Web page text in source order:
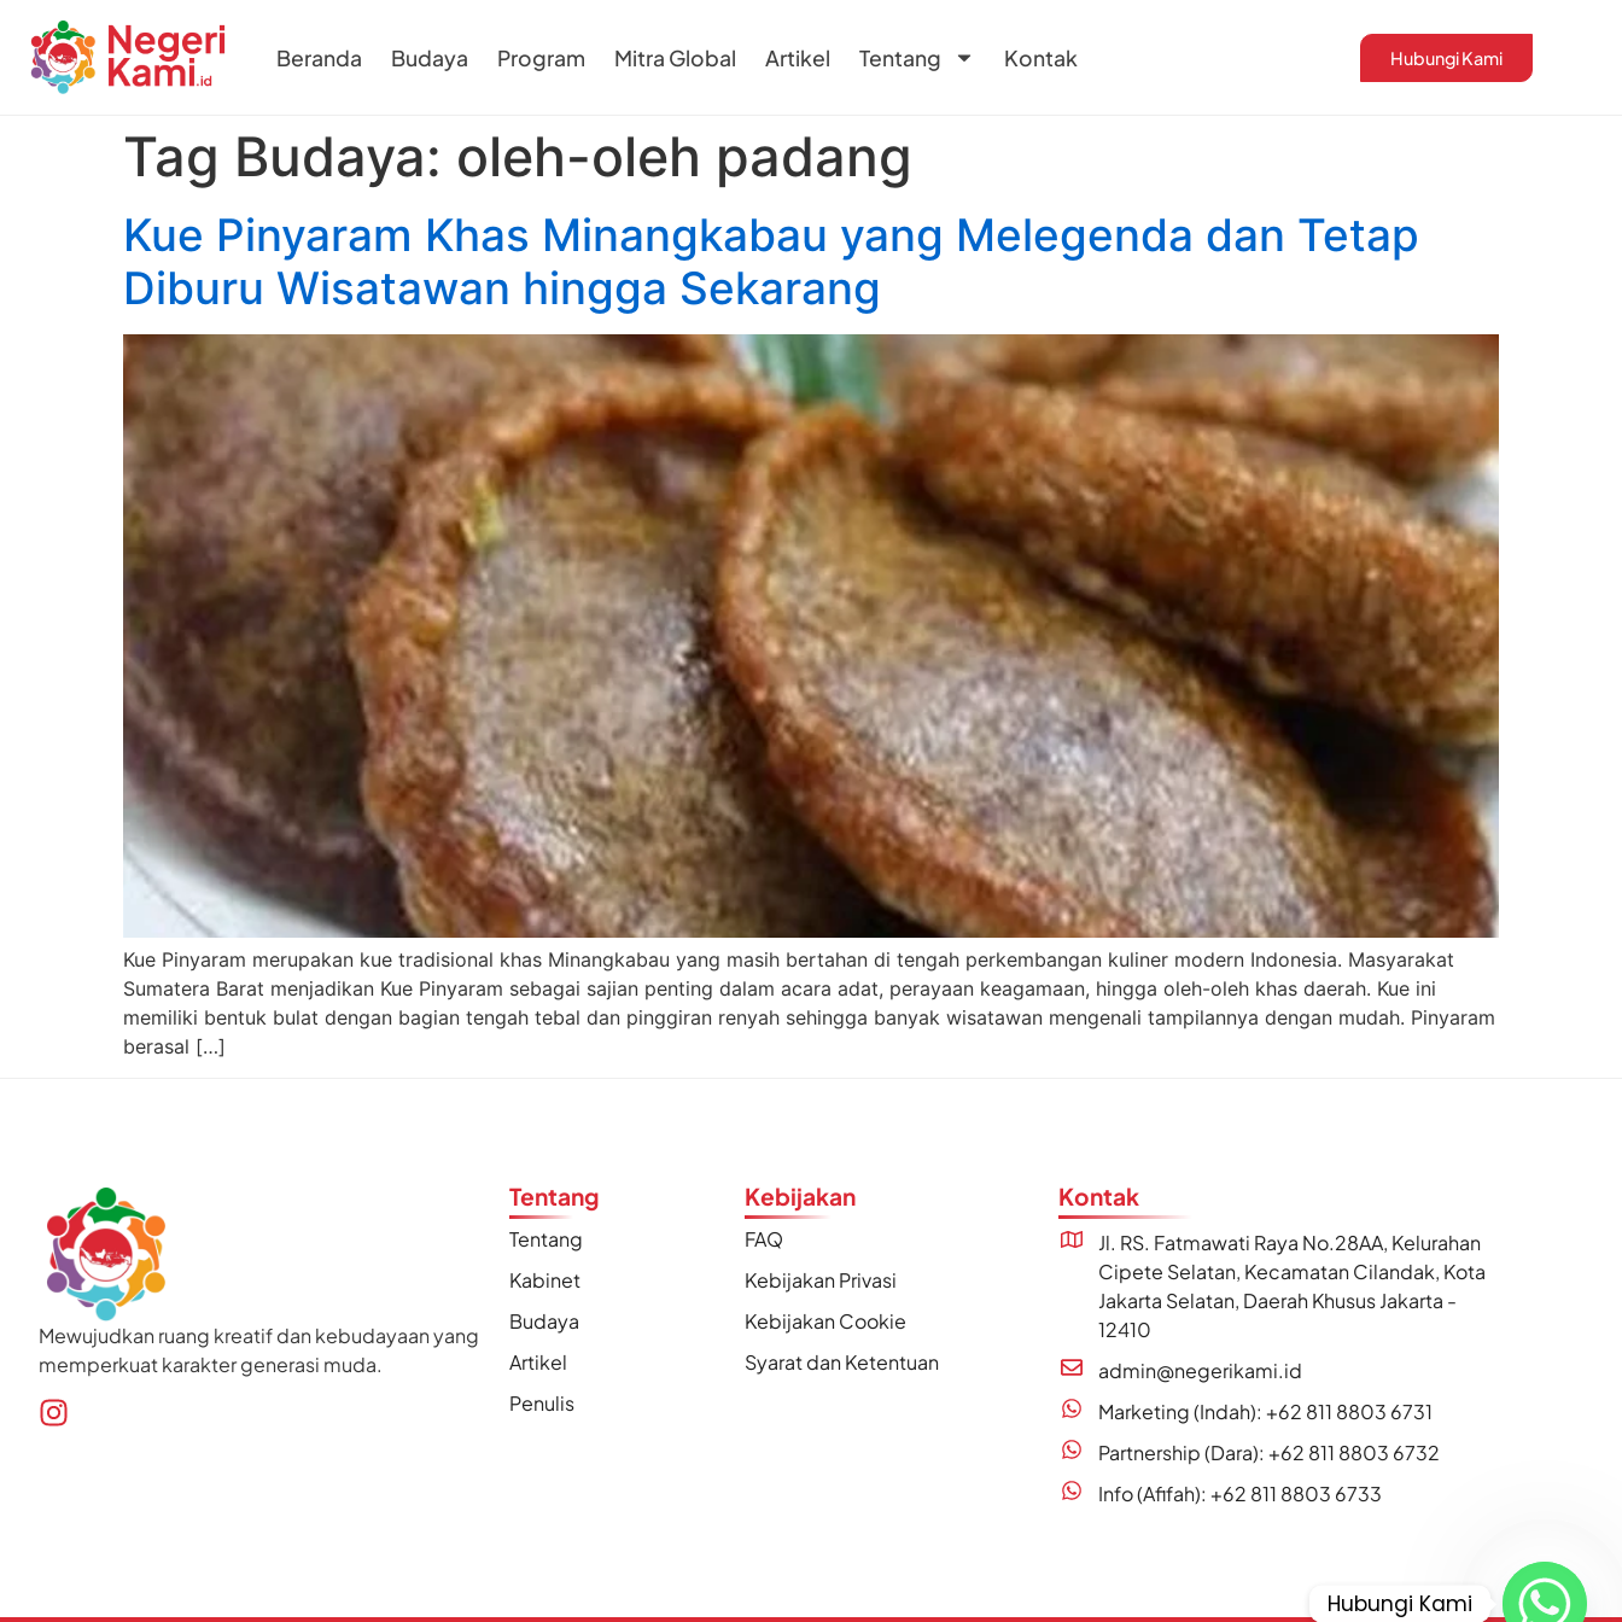
Beranda Budaya Program Mitra Global Artikel Tentang Kontak Hubungi Kami
Tag Budaya: oleh-oleh padang
Kue Pinyaram Khas Minangkabau yang Melegenda dan Tetap
Diburu Wisatawan hingga Sekarang
Kue Pinyaram merupakan kue tradisional khas Minangkabau yang masih bertahan di tengah perkembangan kuliner modern Indonesia. Masyarakat
Sumatera Barat menjadikan Kue Pinyaram sebagai sajian penting dalam acara adat, perayaan keagamaan, hingga oleh-oleh khas daerah. Kue ini
memiliki bentuk bulat dengan bagian tengah tebal dan pinggiran renyah sehingga banyak wisatawan mengenali tampilannya dengan mudah. Pinyaram
berasal […]
Mewujudkan ruang kreatif dan kebudayaan yang
memperkuat karakter generasi muda.
Tentang
Tentang
Kabinet
Budaya
Artikel
Penulis
Kebijakan
FAQ
Kebijakan Privasi
Kebijakan Cookie
Syarat dan Ketentuan
Kontak
Jl. RS. Fatmawati Raya No.28AA, Kelurahan
Cipete Selatan, Kecamatan Cilandak, Kota
Jakarta Selatan, Daerah Khusus Jakarta -
12410
admin@negerikami.id
Marketing (Indah): +62 811 8803 6731
Partnership (Dara): +62 811 8803 6732
Info (Afifah): +62 811 8803 6733
Hubungi Kami